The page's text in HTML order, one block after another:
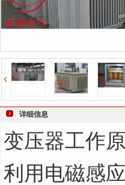
详细信息
变压器工作
利用电磁感